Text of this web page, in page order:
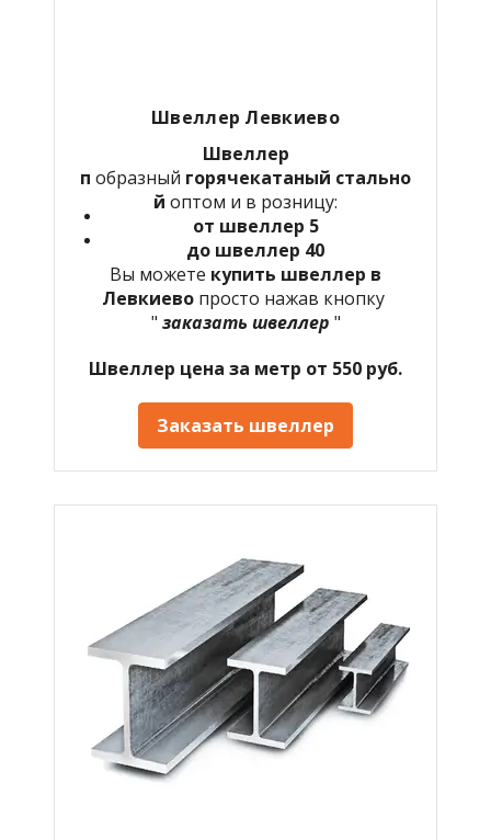
Швеллер Левкиево
Швеллер
п образный горячекатаный стально
й оптом и в розницу:
от швеллер 5
до швеллер 40
Вы можете купить швеллер в
Левкиево просто нажав кнопку
" заказать швеллер "
Швеллер цена за метр от 550 руб.
Заказать швеллер